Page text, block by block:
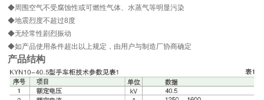
◆周围空气不受腐蚀性或可燃性气体、水蒸气等明显污染
◆地震烈度不超过8度
◆无经常性剧烈振动
◆如产品使用条件超出以上规定，由用户与制造厂协商确定
产品结构